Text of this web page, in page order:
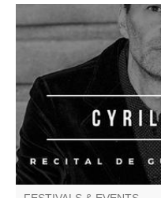
Cyril Achard interprète
Sébastien Bach,